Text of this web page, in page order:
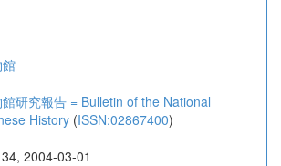
研究報告 = Bulletin of the National
History (ISSN:02867400)
2004-03-01